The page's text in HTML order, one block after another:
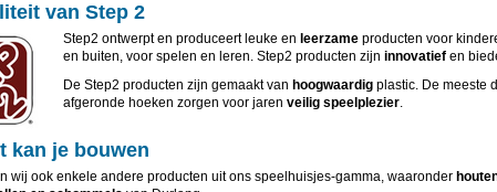
van Step 2
Step2 ontwerpt en produceert leuke en leerzame producten voor
en buiten, voor spelen en leren. Step2 producten zijn innovatief en
De Step2 producten zijn gemaakt van hoogwaardig plastic. De meeste
afgeronde hoeken zorgen voor jaren veilig speelplezier.
kan je bouwen
wij ook enkele andere producten uit ons speelhuisjes-gamma, waaronder